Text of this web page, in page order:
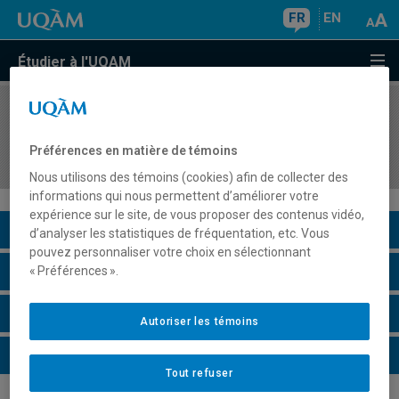
FR EN
Étudier à l'UQAM
COURS//
somatique
Description du cours
Horaire - Été 2026
Horaire - Automne 2026
Horaire - Hiver 2027
Préférences en matière de témoins
Nous utilisons des témoins (cookies) afin de collecter des
informations qui nous permettent d’améliorer votre
expérience sur le site, de vous proposer des contenus vidéo,
d’analyser les statistiques de fréquentation, etc. Vous
pouvez personnaliser votre choix en sélectionnant
« Préférences ».
Tout refuser
Autoriser les témoins